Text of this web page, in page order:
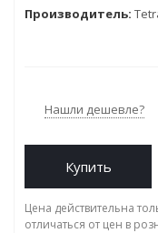
Производитель:
Нашли дешевле?
Купить
Цена действительна
отличаться от цен в